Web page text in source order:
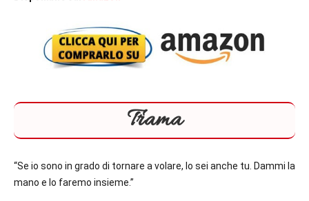
Trama
“Se io sono in grado di tornare a volare, lo sei anche tu. Dammi la
mano e lo faremo insieme.”